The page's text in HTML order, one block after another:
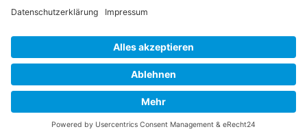
unterstreicht.
Sind Online-Versionen der "COBOL für
Einsteiger: Fundiertes Wissen für eine gefragte
Programmiersprache"-Schulungen verfügbar?
A:Ja, wir bieten auch Online-Seminare an, die
dieselbe hohe Qualität und Interaktivität wie unsere